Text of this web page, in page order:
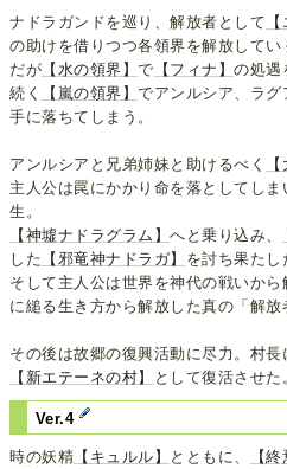
ナドラガンドを巡り、解放者として
の助けを借りつつ各領界を解放してい
だが 【水の領界】で 【フィナ】の処遇
続く
【嵐の領界】でアンルシア、ラ
手に落ちてしまう。
アンルシアと兄弟姉妹と助けるべく
主人公は罠にかかり命を落としてしま
生。
【神墟ナドラグラム】へと乗り込み、
した 【邪竜神ナドラガ】 を討ち果たし
そして主人公は世界を神代の戦いか
に縋る生き方から解放した真の「解放
その後は故郷の復興活動に尽力。村長
【新エテーネの村】
として復活させた
Ver.4
時の妖精 【キュルル】 とともに、 【